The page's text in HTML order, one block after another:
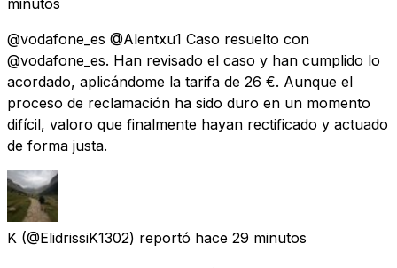
@vodafone_es @Alentxu1 Caso resuelto con
@vodafone_es. Han revisado el caso y han cumplido lo
acordado, aplicándome la tarifa de 26 €. Aunque el
proceso de reclamación ha sido duro en un momento
difícil, valoro que finalmente hayan rectificado y actuado
de forma justa.
K (@ElidrissiK1302) reportó hace 29 minutos